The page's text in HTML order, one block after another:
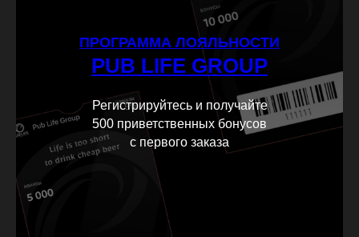
ПРОГРАММА ЛОЯЛЬНОСТИ
PUB LIFE GROUP
Регистрируйтесь и получайте
500 приветственных бонусов
с первого заказа